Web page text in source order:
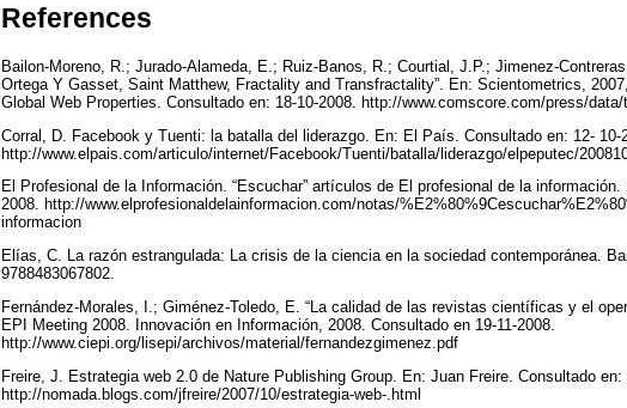
References
Bailon-Moreno, R.; Jurado-Alameda, E.; Ruiz-Banos, R.; Courtial, J.P.; Jimenez-
Ortega Y Gasset, Saint Matthew, Fractality and Transfractality”. En: Scientometrics,
Global Web Properties. Consultado en: 18-10-2008. http://www.comscore.com/press/
Corral, D. Facebook y Tuenti: la batalla del liderazgo. En: El País. Consultado en: 12- 10-
http://www.elpais.com/articulo/internet/Facebook/Tuenti/batalla/liderazgo/elpeputec/
El Profesional de la Información. “Escuchar” artículos de El profesional de la
2008. http://www.elprofesionaldelainformacion.com/notas/
informacion
Elías, C. La razón estrangulada: La crisis de la ciencia en la sociedad contemporánea.
9788483067802.
Fernández-Morales, I.; Giménez-Toledo, E. “La calidad de las revistas científicas y el
EPI Meeting 2008. Innovación en Información, 2008. Consultado en 19-11-2008.
http://www.ciepi.org/lisepi/archivos/material/fernandezgimenez.pdf
Freire, J. Estrategia web 2.0 de Nature Publishing Group. En: Juan Freire. Consultado en:
http://nomada.blogs.com/jfreire/2007/10/estrategia-web-.html